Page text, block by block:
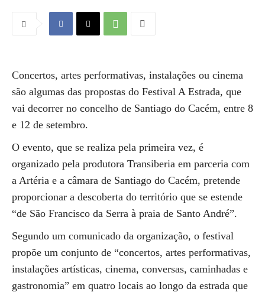
Concertos, artes performativas, instalações ou cinema
são algumas das propostas do Festival A Estrada, que
vai decorrer no concelho de Santiago do Cacém, entre 8
e 12 de setembro.
O evento, que se realiza pela primeira vez, é
organizado pela produtora Transiberia em parceria com
a Artéria e a câmara de Santiago do Cacém, pretende
proporcionar a descoberta do território que se estende
“de São Francisco da Serra à praia de Santo André”.
Segundo um comunicado da organização, o festival
propõe um conjunto de “concertos, artes performativas,
instalações artísticas, cinema, conversas, caminhadas e
gastronomia” em quatro locais ao longo da estrada que